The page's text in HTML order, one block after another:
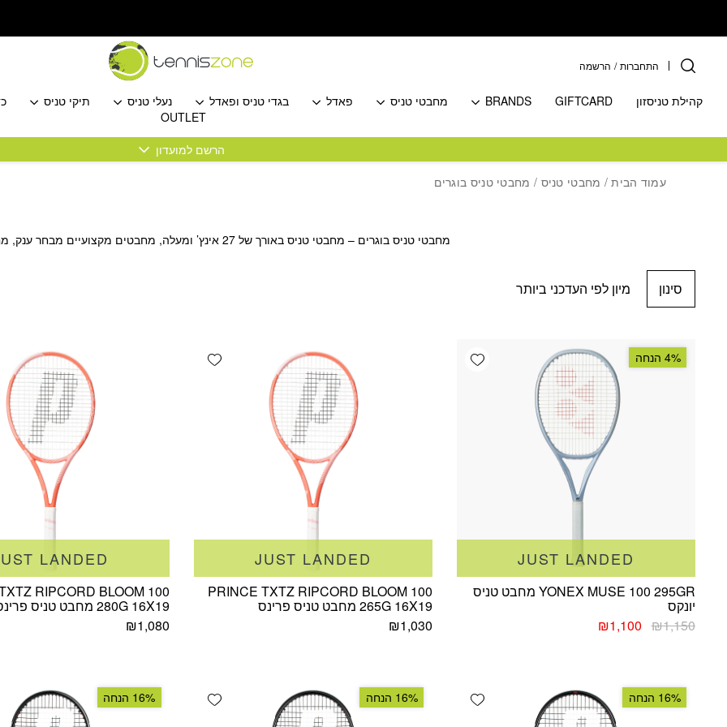
התחברות / הרשמה
קהילת טניסזון GIFTCARD
BRANDS מחבטי טניס פאדל בגדי טניס ופאדל נעלי טניס תיקי טניס
OUTLET
הרשם למועדון
עמוד הבית/ מחבטי טניס / מחבטי טניס בוגרים
מחבטי טניס בוגרים – מחבטי טניס באורך של 27 אינץ’ ומעלה, מחבטים מקצועיים מבחר ענק, מחבטי טניס במבצע
סינון
Add wishlist 4% הנחה
JUST LANDED
YONEX MUSE 100 295GR מחבט טניס
יונקס
₪1,150 המחיר
המקורי
₪1,100
Add wishlist
JUST LANDED
PRINCE TXTZ RIPCORD BLOOM 100
265G 16X19 מחבט טניס פרינס
₪1,030
LANDED
RIPCORD BLOOM 100
280G 16X19 מחבט טניס פרינס
₪1,080
Add wishlist 16% הנחה Add wishlist 16% הנחה 16% הנחה